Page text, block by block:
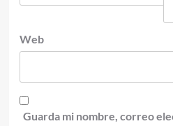
Web
Guarda mi nombre, correo